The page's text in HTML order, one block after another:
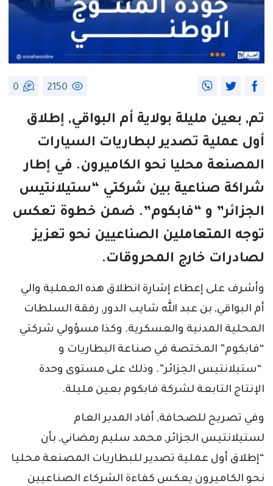
2150
0
تم, بعين مليلة بولاية أم البواقي, إطلاق
أول عملية تصدير لبطاريات السيارات
المصنعة محليا نحو الكاميرون. في إطار
شراكة صناعية بين شركتي “ستيلانتيس
الجزائر” و “فابكوم”. ضمن خطوة تعكس
توجه المتعاملين الصناعيين نحو تعزيز
لصادرات خارج المحروقات.
وأشرف على إعطاء إشارة انطلاق هذه العملية والي
أم البواقي, بن عبد الله شايب الدور, رفقة السلطات
المحلية المدنية والعسكرية. وكذا مسؤولي شركتي
“فابكوم” المختصة في صناعة البطاريات و
“ستيلانتيس الجزائر”. وذلك على مستوى وحدة
الإنتاج التابعة لشركة فابكوم بعين مليلة.
وفي تصريح للصحافة, أفاد المدير العام
لستيلانتيس الجزائر, محمد سليم رمضاني, بأن
“إطلاق أول عملية تصدير للبطاريات المصنعة محليا
نحو الكاميرون يعكس كفاءة الشركاء الصناعيين